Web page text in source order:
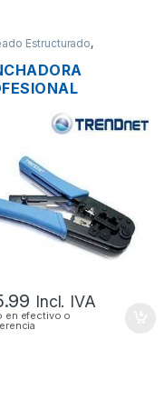
Estructurado,
Y PELA RJ45
Incl. IVA
en efectivo o